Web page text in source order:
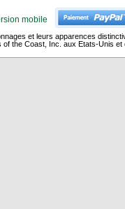
mobile
et leurs apparences
the Coast, Inc. aux Etats-Unis